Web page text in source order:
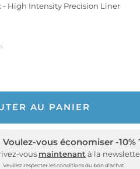
- High Intensity Precision Liner
AU PANIER
Voulez-vous économiser -10%
vous maintenant à la
Veuillez respecter les conditions du bon d'achat.